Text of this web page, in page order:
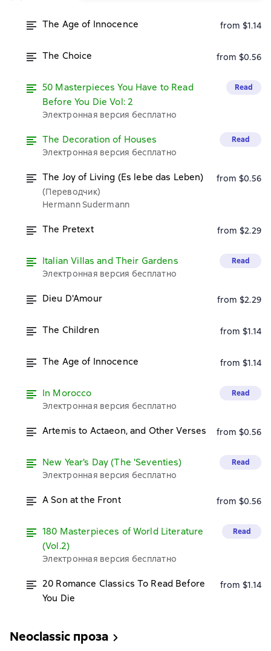
The Age of Innocence from $1.14
The Choice from $0.56
50 Masterpieces You Have to Read
Before You Die Vol: 2
Электронная версия бесплатно
Read
The Decoration of Houses
Электронная версия бесплатно
Read
The Joy of Living (Es lebe das Leben)
(Переводчик)
Hermann Sudermann
from $0.56
The Pretext from $2.29
Italian Villas and Their Gardens
Электронная версия бесплатно
Read
Dieu D'Amour from $2.29
The Children from $1.14
The Age of Innocence from $1.14
In Morocco
Электронная версия бесплатно
Read
Artemis to Actaeon, and Other Verses from $0.56
New Year's Day (The 'Seventies)
Электронная версия бесплатно
Read
A Son at the Front from $0.56
180 Masterpieces of World Literature
(Vol.2)
Электронная версия бесплатно
Read
20 Romance Classics To Read Before
You Die
from $1.14
Neoclassic проза